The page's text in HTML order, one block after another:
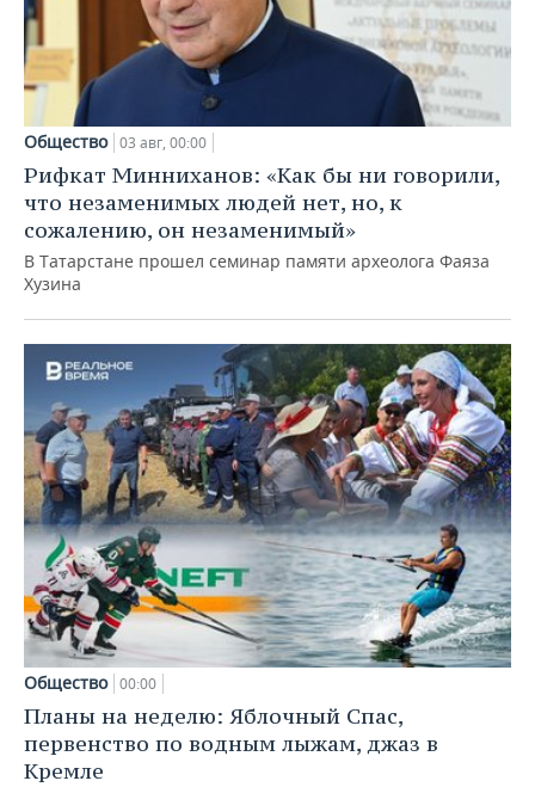
Общество 03 авг, 00:00
Рифкат Минниханов: «Как бы ни говорили,
что незаменимых людей нет, но, к
сожалению, он незаменимый»
В Татарстане прошел семинар памяти археолога Фаяза
Хузина
Общество 00:00
Планы на неделю: Яблочный Спас,
первенство по водным лыжам, джаз в
Кремле